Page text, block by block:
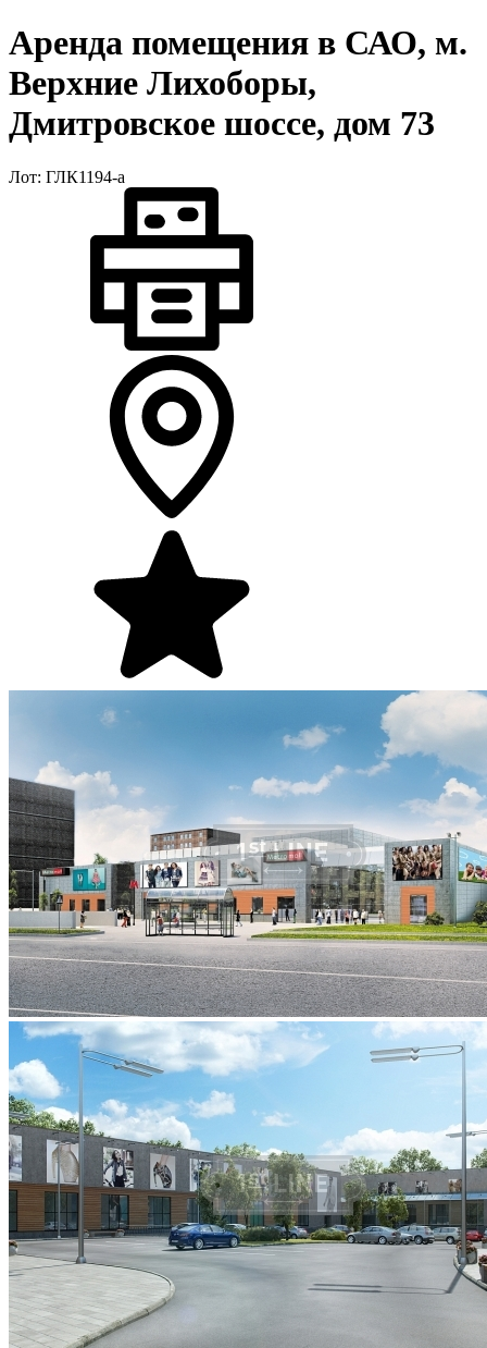
Аренда помещения в САО, м.
Верхние Лихоборы,
Дмитровское шоссе, дом 73
Лот: ГЛК1194-a